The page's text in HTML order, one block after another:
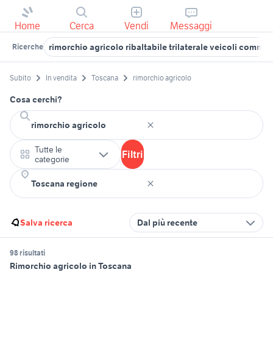
Home Cerca Vendi Messaggi
Ricerche rimorchio agricolo ribaltabile trilaterale veicoli
Subito In vendita Toscana rimorchio agricolo
Cosa cerchi?
Tutte le
categorie
Filtri
Salva ricerca Dal più recente
98 risultati
Rimorchio agricolo in Toscana